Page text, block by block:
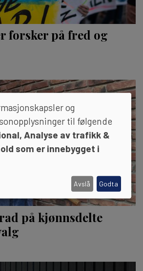
forsker på fred og
på kjønnsdelte
og
til følgende
Analyse av trafikk &
som er innebygget i
Avslå Godta